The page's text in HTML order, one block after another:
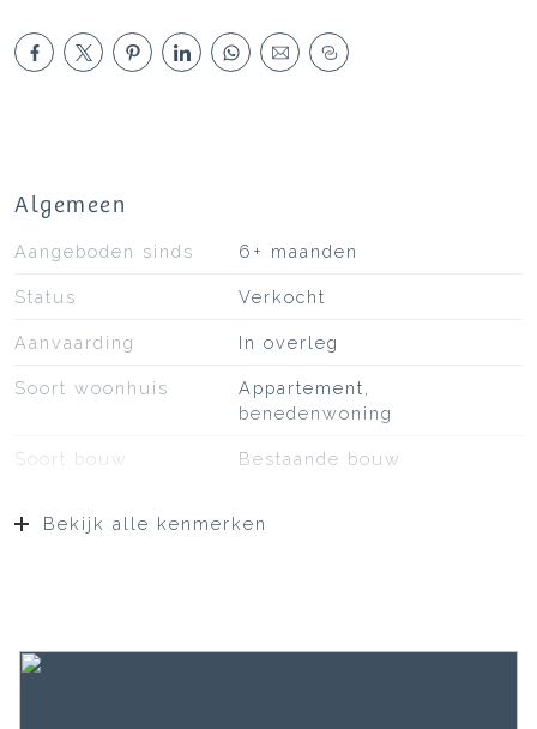
Algemeen
Aangeboden sinds 6+ maanden
Status Verkocht
Aanvaarding In overleg
Soort woonhuis
Appartement,
benedenwoning
Soort bouw Bestaande bouw
vaarwater, aan water, in
Wonen
Bekijk alle kenmerken